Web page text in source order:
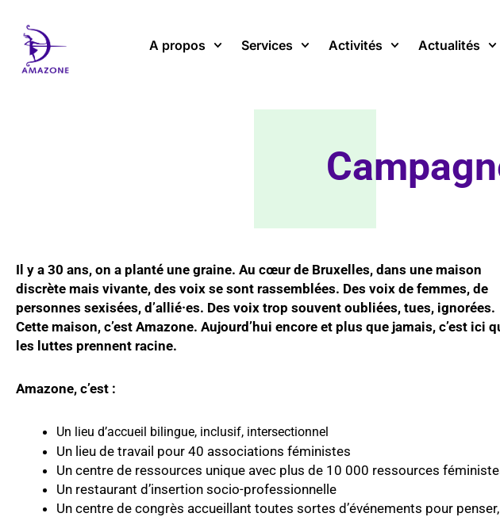
contenu
A propos Services Activités Actualités
Il y a 30 ans, on a planté une graine. Au cœur de Bruxelles, dans une maison
discrète mais vivante, des voix se sont rassemblées. Des voix de femmes, de
personnes sexisées, d’allié·es. Des voix trop souvent oubliées, tues, ignorées.
Cette maison, c’est Amazone. Aujourd’hui encore et plus que jamais, c’est ici
les luttes prennent racine.
Amazone, c’est :
Un lieu d’accueil bilingue, inclusif, intersectionnel
Un lieu de travail pour 40 associations féministes
Un centre de ressources unique avec plus de 10 000 ressources
Un restaurant d’insertion socio-professionnelle
Un centre de congrès accueillant toutes sortes d’événements pour penser,